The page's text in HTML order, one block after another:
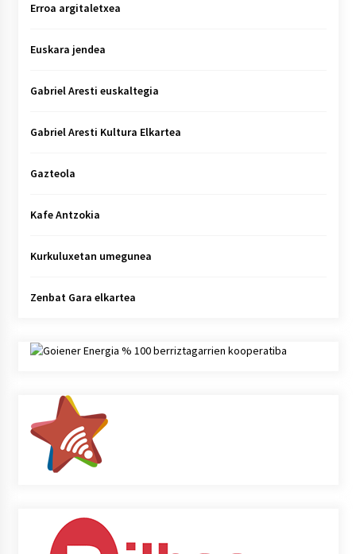
Erroa argitaletxea
Euskara jendea
Gabriel Aresti euskaltegia
Gabriel Aresti Kultura Elkartea
Gazteola
Kafe Antzokia
Kurkuluxetan umegunea
Zenbat Gara elkartea